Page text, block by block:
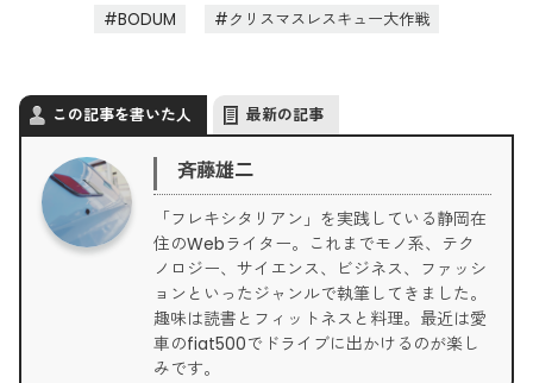
BODUM
クリスマスレスキュー大作戦
この記事を書いた人 最新の記事
斉藤雄二
「フレキシタリアン」を実践している静岡在
住のWebライター。これまでモノ系、テク
ノロジー、サイエンス、ビジネス、ファッシ
ョンといったジャンルで執筆してきました。
趣味は読書とフィットネスと料理。最近は愛
車のfiat500でドライブに出かけるのが楽し
みです。